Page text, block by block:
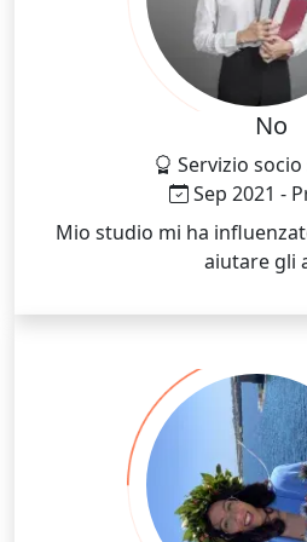
No
Servizio
Sep 2021 -
Mio studio mi ha
aiutare gli